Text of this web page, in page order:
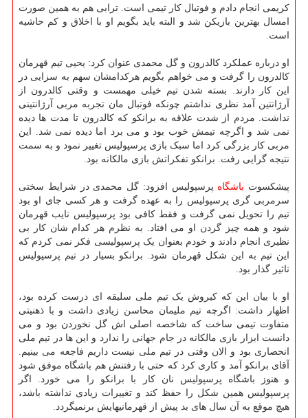
کریمی انجام دادم و فوتبال کار تیمی است. ترابی هم به همین صورت
امسال بهترین بازیکن شد و البته باید بگویم او با اخلاق و کم حاشیه
است.
او درباره عملکرد کالدرون و گل محمدی عنوان کرد: یحیی تیم قهرمان
کالدرون را گرفت و می خواهم بگویم هرکدامشان سهم به سزایی در
این کار دارند. بسته شدن تیم خیلی مهمست و وقتی کالدرون از
آرژانتین آمد نظری نداشتم چونکه فوتبال مان تجربه مربی آرژانتینی
نداشت. مردم از شدت علاقه به برانکو که کالدرون تا مدت ها دیده
نمی شد و اگرچه تیمش خوب بود و می برد اما دیده نمی شد. این
مربی کار بزرگی کرد اما سبک بازی پرسپولیس تغییر نمود و به سمت
نتیجه گرایی رفت. برانکو تفکراتش بازی مالکانه بود.
پیشکسوت باشگاه پرسپولیس افزود: گل محمدی در شرایط سختی
سرمربی گری پرسپولیس را به عهده گرفت و هر کسی جای او بود
تیم را تحویل نمی گرفت و فقط کافی بود پرسپولیس نایب قهرمان
شود و همه چیز گردن او می افتاد. به نظرم هر کدام شان کار بی
نظیری انجام دادند و خودم بعنوان یک پرسپولیسی فکر نمی کردم که
این تیم به این شکل قهرمان شود. برانکو بسیار در تیم پرسپولیس
تاثیر گذار بود.
او با بیان این که کیروش یک تیم ملی سلیقه ای درست کرده بود،
اظهار داشت: اگرچه تیم ملیمان محاسن زیادی داشت و با ذهنیتی
متفاوت تیمی ساخت که شاخصه اصلی اش گل نخوردن بود و می
دانست ابزار بازی مالکانه در جام جهانی را ندارد و این ها در تیم ملی
انحصاری بود و الان وقتی در تیم ملی نیست داریم فاجعه می بینیم.
آقای برانکو آمد و کاری کرد که حتی با رفتنش هم باشگاه موفق شود
و هنوز باشگاه پرسپولیس نان کار با برانکو را می خورد. اگر
پرسپولیس همین شکل را حفظ کند و تغییرات زیادی نداشته باشد،
هیچ موقع به آن سال های بد پیش از قهرمانیهایش برنمیگردد.